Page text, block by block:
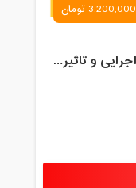
3,200,000 تومان
مدیریت عمومی وبینار {مدیریت اجرایی و تاثیرات تکنولوژی}